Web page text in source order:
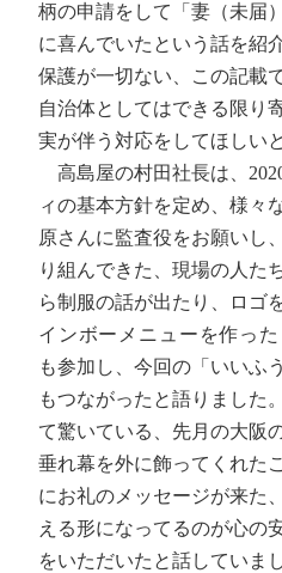
柄の申請をして「妻（未届
に喜んでいたという話を紹
保護が一切ない、この記載
自治体としてはできる限り
実が伴う対応をしてほしい
高島屋の村田社長は、
ィの基本方針を定め、様々
原さんに監査役をお願いし
り組んできた、現場の人た
ら制服の話が出たり、ロゴ
インボーメニューを作った
も参加し、今回の「いいふ
もつながったと語りました
て驚いている、先月の大阪
垂れ幕を外に飾ってくれた
にお礼のメッセージが来た
える形になってるのが心の
をいただいたと話していま